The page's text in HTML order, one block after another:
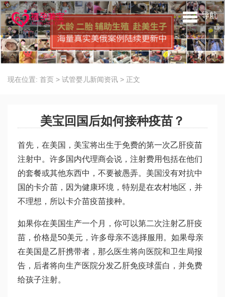
导航
现在位置: 首页 > 试管婴儿新闻资讯 > 正文
美宝回国后如何接种疫苗？
首先，在美国，美宝将出生于免费的第一次乙肝疫苗
注射中。许多国内代理商会说，注射费用包括在他们
的套餐或其他东西中，不要被愚弄。美国没有对抗中
国的卡介苗，因为健康环境，特别是在农村地区，并
不理想，所以卡介苗疫苗接种。
如果你在美国生产一个月，你可以第二次注射乙肝疫
苗，价格是50美元，许多母亲不选择服用。如果母亲
在美国是乙肝携带者，那么医生将向医院和卫生局报
告，后者将向生产医院分发乙肝免疫球蛋白，并免费
给孩子注射。